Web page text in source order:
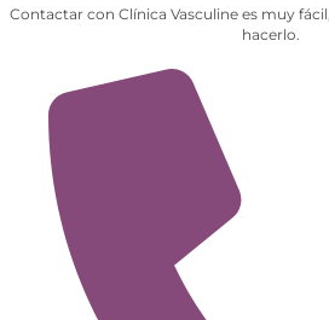
Contactar con Clínica Vasculine es muy
hacerlo.